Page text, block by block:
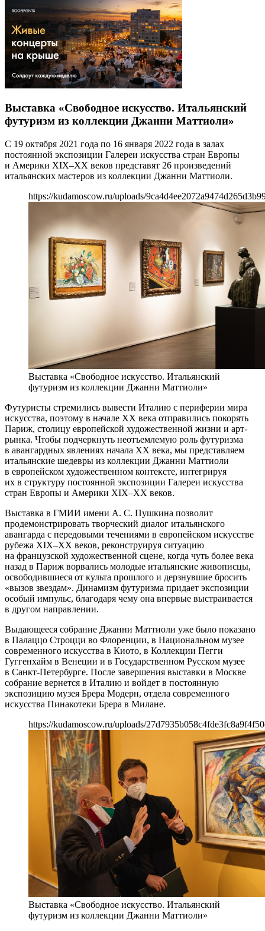
Выставка «Свободное искусство. Итальянский
футуризм из коллекции Джанни Маттиоли»
С 19 октября 2021 года по 16 января 2022 года в залах
постоянной экспозиции Галереи искусства стран Европы
и Америки XIX–XX веков представят 26 произведений
итальянских мастеров из коллекции Джанни Маттиоли.
https://kudamoscow.ru/uploads/
Выставка «Свободное искусство. Итальянский
футуризм из коллекции Джанни Маттиоли»
Футуристы стремились вывести Италию с периферии мира
искусства, поэтому в начале XX века отправились покорять
Париж, столицу европейской художественной жизни и арт-
рынка. Чтобы подчеркнуть неотъемлемую роль футуризма
в авангардных явлениях начала XX века, мы представляем
итальянские шедевры из коллекции Джанни Маттиоли
в европейском художественном контексте, интегрируя
их в структуру постоянной экспозиции Галереи искусства
стран Европы и Америки XIX–XX веков.
Выставка в ГМИИ имени А. С. Пушкина позволит
продемонстрировать творческий диалог итальянского
авангарда с передовыми течениями в европейском искусстве
рубежа XIX–XX веков, реконструируя ситуацию
на французской художественной сцене, когда чуть более века
назад в Париж ворвались молодые итальянские живописцы,
освободившиеся от культа прошлого и дерзнувшие бросить
«вызов звездам». Динамизм футуризма придает экспозиции
особый импульс, благодаря чему она впервые выстраивается
в другом направлении.
Выдающееся собрание Джанни Маттиоли уже было показано
в Палаццо Строцци во Флоренции, в Национальном музее
современного искусства в Киото, в Коллекции Пегги
Гуггенхайм в Венеции и в Государственном Русском музее
в Санкт-Петербурге. После завершения выставки в Москве
собрание вернется в Италию и войдет в постоянную
экспозицию музея Брера Модерн, отдела современного
искусства Пинакотеки Брера в Милане.
https://kudamoscow.ru/uploads/
Выставка «Свободное искусство. Итальянский
футуризм из коллекции Джанни Маттиоли»